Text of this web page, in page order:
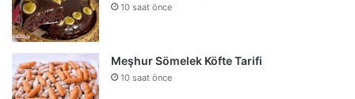
10 saat önce
Meşhur Sömelek Köfte Tarifi
10 saat önce